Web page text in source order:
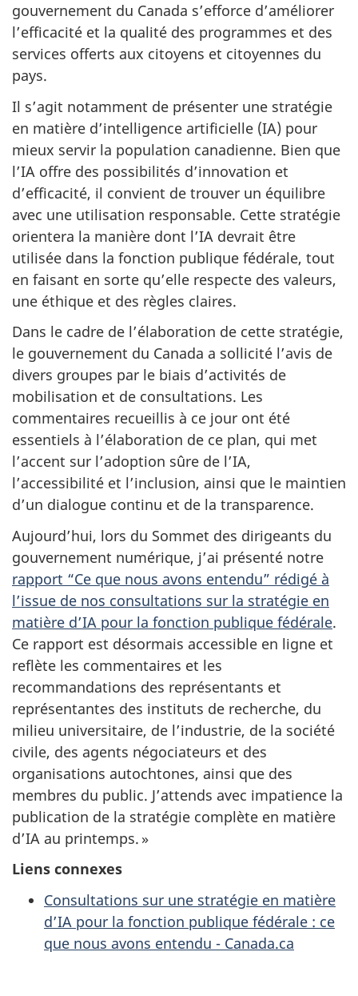
gouvernement du Canada s’efforce d’améliorer
l’efficacité et la qualité des programmes et des
services offerts aux citoyens et citoyennes du
pays.
Il s’agit notamment de présenter une stratégie
en matière d’intelligence artificielle (IA) pour
mieux servir la population canadienne. Bien que
l’IA offre des possibilités d’innovation et
d’efficacité, il convient de trouver un équilibre
avec une utilisation responsable. Cette stratégie
orientera la manière dont l’IA devrait être
utilisée dans la fonction publique fédérale, tout
en faisant en sorte qu’elle respecte des valeurs,
une éthique et des règles claires.
Dans le cadre de l’élaboration de cette stratégie,
le gouvernement du Canada a sollicité l’avis de
divers groupes par le biais d’activités de
mobilisation et de consultations. Les
commentaires recueillis à ce jour ont été
essentiels à l’élaboration de ce plan, qui met
l’accent sur l’adoption sûre de l’IA,
l’accessibilité et l’inclusion, ainsi que le maintien
d’un dialogue continu et de la transparence.
Aujourd’hui, lors du Sommet des dirigeants du
gouvernement numérique, j’ai présenté notre
rapport “Ce que nous avons entendu” rédigé à
l’issue de nos consultations sur la stratégie en
matière d’IA pour la fonction publique fédérale.
Ce rapport est désormais accessible en ligne et
reflète les commentaires et les
recommandations des représentants et
représentantes des instituts de recherche, du
milieu universitaire, de l’industrie, de la société
civile, des agents négociateurs et des
organisations autochtones, ainsi que des
membres du public. J’attends avec impatience la
publication de la stratégie complète en matière
d’IA au printemps. »
Liens connexes
Consultations sur une stratégie en matière
d’IA pour la fonction publique fédérale : ce
que nous avons entendu - Canada.ca